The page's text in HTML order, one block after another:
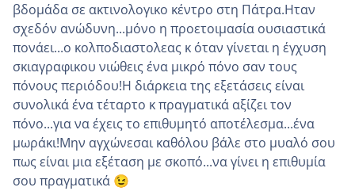
βδομάδα σε ακτινολογικο κέντρο στη Πάτρα.Ηταν
σχεδόν ανώδυνη...μόνο η προετοιμασία ουσιαστικά
πονάει...ο κολποδιαστολεας κ όταν γίνεται η έγχυση
σκιαγραφικου νιώθεις ένα μικρό πόνο σαν τους
πόνους περιόδου!Η διάρκεια της εξετάσεις είναι
συνολικά ένα τέταρτο κ πραγματικά αξίζει τον
πόνο...για να έχεις το επιθυμητό αποτέλεσμα...ένα
μωράκι!Μην αγχώνεσαι καθόλου βάλε στο μυαλό σου
πως είναι μια εξέταση με σκοπό...να γίνει η επιθυμία
σου πραγματικά 😉